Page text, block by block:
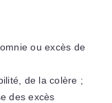
ou excès de
de la colère ;
des excès